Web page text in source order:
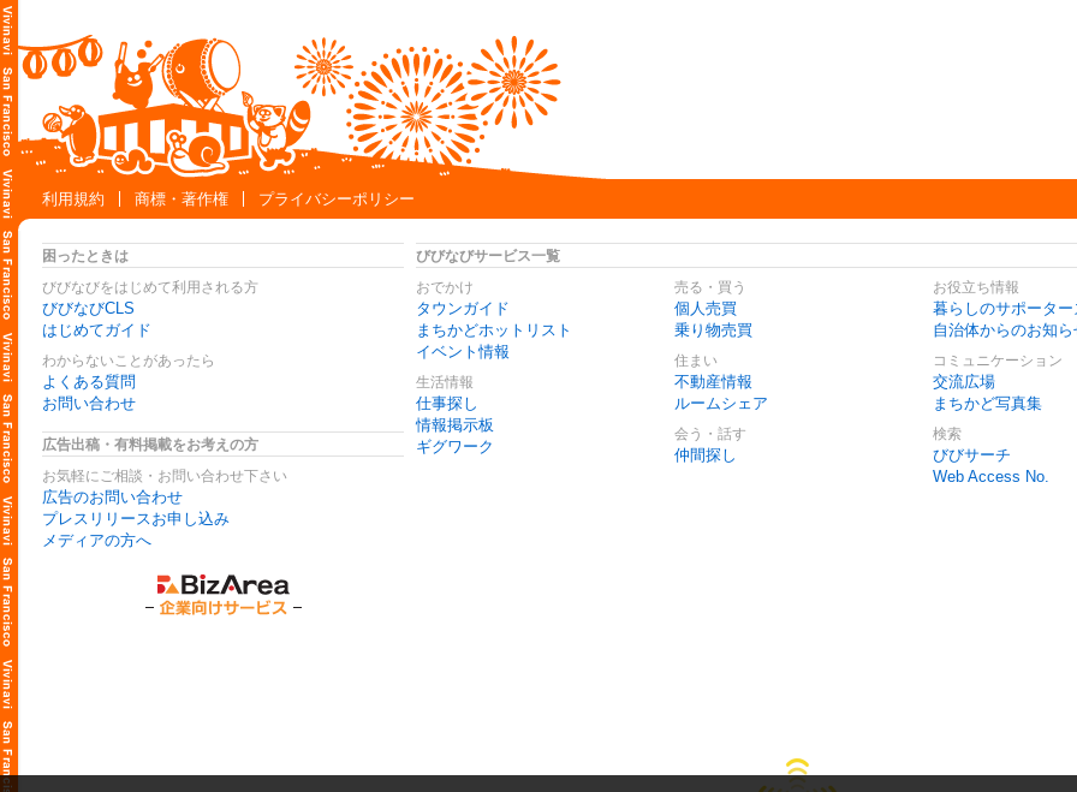
利用規約
商標・著作権 プライバシーポリシー
困ったときは
びびなびをはじめて利用される方
びびなびCLS
はじめてガイド
わからないことがあったら
よくある質問
お問い合わせ
広告出稿・有料掲載をお考えの方
お気軽にご相談・お問い合わせ下さい
広告のお問い合わせ
プレスリリースお申し込み
メディアの方へ
びびなびサービス一覧
おでかけ
タウンガイド
まちかどホットリスト
イベント情報
生活情報
仕事探し
情報掲示板
ギグワーク
売る・買う
個人売買
乗り物売買
住まい
不動産情報
ルームシェア
会う・話す
仲間探し
お役立ち情報
暮らしのサポーター
自治体からのお知ら
コミュニケーション
交流広場
まちかど写真集
検索
びびサーチ
Web Access No.